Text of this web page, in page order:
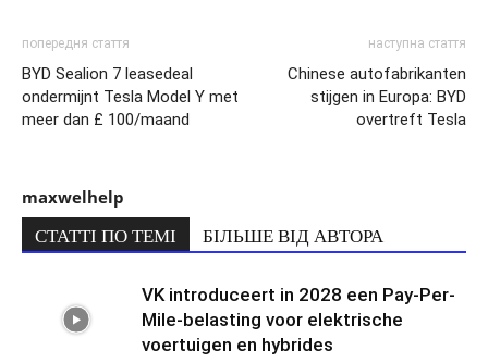
попередня стаття
BYD Sealion 7 leasedeal
ondermijnt Tesla Model Y met
meer dan £ 100/maand
наступна стаття
Chinese autofabrikanten
stijgen in Europa: BYD
overtreft Tesla
maxwelhelp
СТАТТІ ПО ТЕМІ БІЛЬШЕ ВІД АВТОРА
VK introduceert in 2028 een Pay-Per-
Mile-belasting voor elektrische
voertuigen en hybrides